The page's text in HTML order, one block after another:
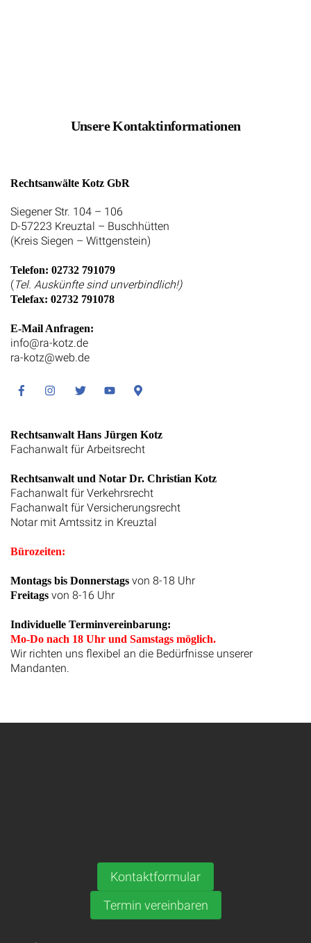
Unsere Kontaktinformationen
Rechtsanwälte Kotz GbR
Siegener Str. 104 – 106
D-57223 Kreuztal – Buschhütten
(Kreis Siegen – Wittgenstein)
Telefon: 02732 791079
(Tel. Auskünfte sind unverbindlich!)
Telefax: 02732 791078
E-Mail Anfragen:
info@ra-kotz.de
ra-kotz@web.de
FacebookInstagramTwitter YoutubeGoogle
Rechtsanwalt Hans Jürgen Kotz
Fachanwalt für Arbeitsrecht
Rechtsanwalt und Notar Dr. Christian Kotz
Fachanwalt für Verkehrsrecht
Fachanwalt für Versicherungsrecht
Notar mit Amtssitz in Kreuztal
Bürozeiten:
Montags bis Donnerstags von 8-18 Uhr
Freitags von 8-16 Uhr
Individuelle Terminvereinbarung:
Mo-Do nach 18 Uhr und Samstags möglich.
Wir richten uns flexibel an die Bedürfnisse unserer
Mandanten.
Kontaktformular
Termin vereinbaren